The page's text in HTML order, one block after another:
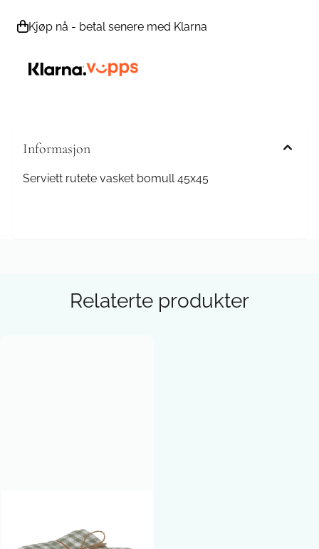
Kjøp nå - betal senere med Klarna
Informasjon
Serviett rutete vasket bomull 45x45
Relaterte produkter